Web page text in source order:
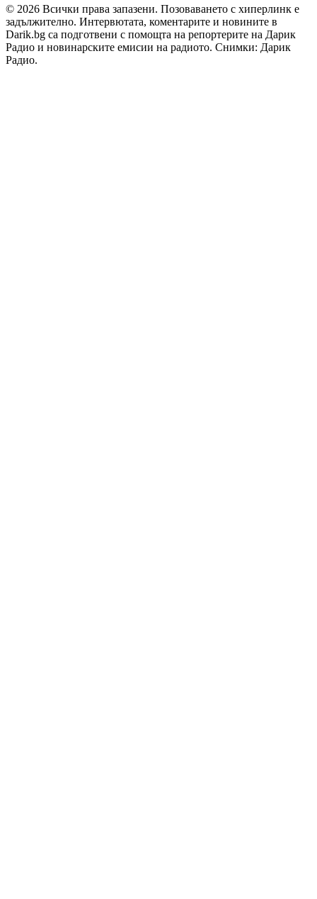
© 2026 Всички права запазени. Позоваването с хиперлинк е
задължително. Интервютата, коментарите и новините в
Darik.bg са подготвени с помощта на репортерите на Дарик
Радио и новинарските емисии на радиото. Снимки: Дарик
Радио.